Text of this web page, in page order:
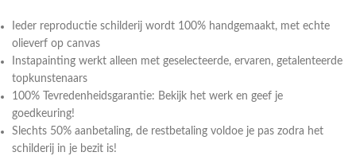
Ieder reproductie schilderij wordt 100% handgemaakt, met echte
olieverf op canvas
Instapainting werkt alleen met geselecteerde, ervaren, getalenteerde
topkunstenaars
100% Tevredenheidsgarantie: Bekijk het werk en geef je
goedkeuring!
Slechts 50% aanbetaling, de restbetaling voldoe je pas zodra het
schilderij in je bezit is!